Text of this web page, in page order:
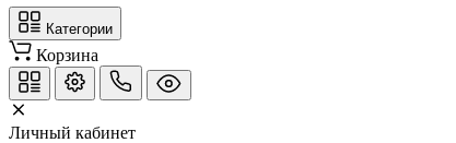
Категории
Корзина
Личный кабинет